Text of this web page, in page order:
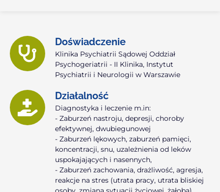
Doświadczenie
Klinika Psychiatrii Sądowej Oddział
Psychogeriatrii - II Klinika, Instytut
Psychiatrii i Neurologii w Warszawie
Działalność
Diagnostyka i leczenie m.in:
- Zaburzeń nastroju, depresji, choroby
efektywnej, dwubiegunowej
- Zaburzeń lękowych, zaburzeń pamięci,
koncentracji, snu, uzależnienia od leków
uspokajających i nasennych,
- Zaburzeń zachowania, drażliwość, agresja,
reakcje na stres (utrata pracy, utrata bliskiej